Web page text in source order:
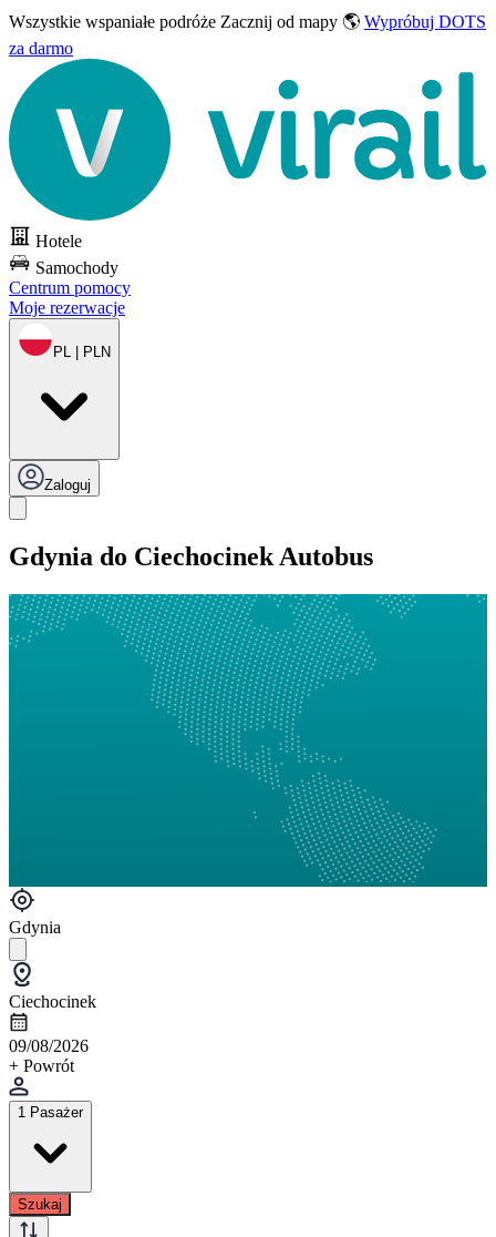
Wszystkie wspaniałe podróże Zacznij od mapy 🌎 Wypróbuj DOTS
za darmo
Hotele
Samochody
Centrum pomocy
Moje rezerwacje
PL | PLN
Zaloguj
Gdynia do Ciechocinek Autobus
Gdynia
Ciechocinek
09/08/2026
+ Powrót
1 Pasażer
Szukaj